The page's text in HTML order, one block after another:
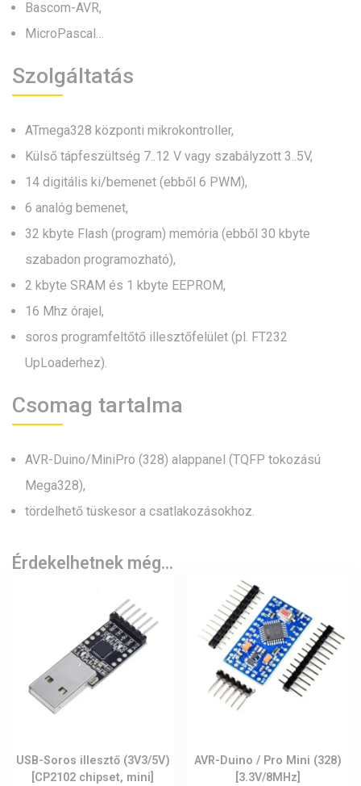
Bascom-AVR,
MicroPascal…
Szolgáltatás
ATmega328 központi mikrokontroller,
Külső tápfeszültség 7..12 V vagy szabályzott 3..5V,
14 digitális ki/bemenet (ebből 6 PWM),
6 analóg bemenet,
32 kbyte Flash (program) memória (ebből 30 kbyte
szabadon programozható),
2 kbyte SRAM és 1 kbyte EEPROM,
16 Mhz órajel,
soros programfeltőtő illesztőfelület (pl. FT232
UpLoaderhez).
Csomag tartalma
AVR-Duino/MiniPro (328) alappanel (TQFP tokozású
Mega328),
tördelhető tüskesor a csatlakozásokhoz.
Érdekelhetnek még…
USB-Soros illesztő (3V3/5V)
[CP2102 chipset, mini]
AVR-Duino / Pro Mini (328)
[3.3V/8MHz]